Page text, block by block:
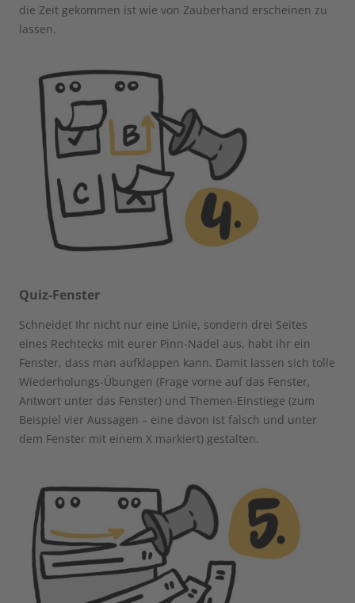
die Zeit gekommen ist wie von Zauberhand erscheinen zu
lassen.
Quiz-Fenster
Schneidet Ihr nicht nur eine Linie, sondern drei Seites
eines Rechtecks mit eurer Pinn-Nadel aus, habt ihr ein
Fenster, dass man aufklappen kann. Damit lassen sich tolle
Wiederholungs-Übungen (Frage vorne auf das Fenster,
Antwort unter das Fenster) und Themen-Einstiege (zum
Beispiel vier Aussagen – eine davon ist falsch und unter
dem Fenster mit einem X markiert) gestalten.